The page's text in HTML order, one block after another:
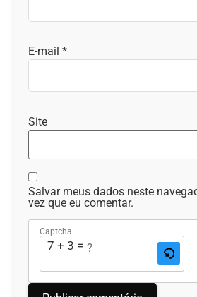
E-mail *
Site
Salvar meus dados neste
vez que eu comentar.
Captcha
7 + 3 = ?